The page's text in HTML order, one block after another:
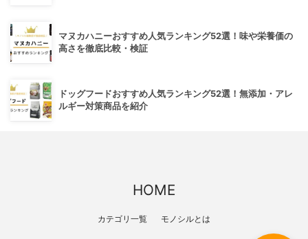
マヌカハニーおすすめ人気ランキング52選！味や栄養価の
高さを徹底比較・検証
ドッグフードおすすめ人気ランキング52選！無添加・アレ
ルギー対策商品を紹介
HOME
カテゴリ一覧 モノシルとは